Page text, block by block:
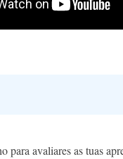
para avaliares as tuas